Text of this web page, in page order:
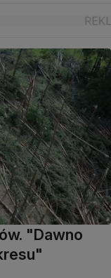
"Dawno